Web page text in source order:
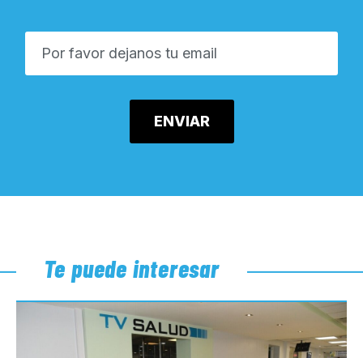
Te puede interesar